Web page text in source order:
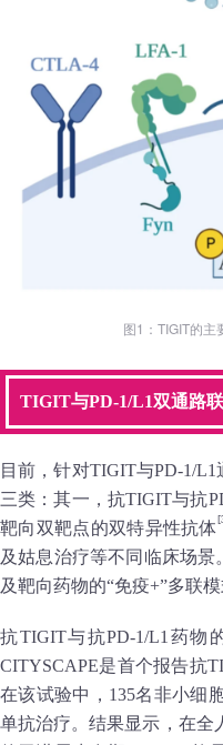
图1：TIGIT的
TIGIT与PD-1/L1双通路
目前，针对TIGIT与PD-1/
三类：其一，抗TIGIT与抗
靶向双靶点的双特异性抗体
及姑息治疗等不同临床场
及靶向药物的“免疫+”多联模
抗TIGIT与抗PD-1/L1药物
CITYSCAPE是首个报告抗
在该试验中，135名非小细
单抗治疗。结果显示，在全